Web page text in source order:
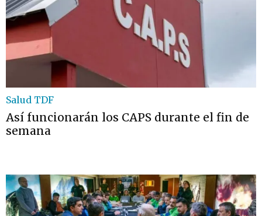
Salud TDF
Así funcionarán los CAPS durante el fin de
semana